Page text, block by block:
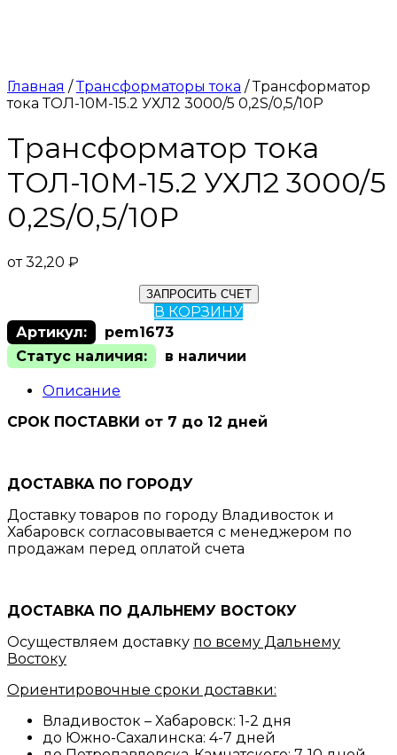
Главная /Трансформаторы тока / Трансформатор
тока ТОЛ-10М-15.2 УХЛ2 3000/5 0,2S/0,5/10Р
Трансформатор тока
ТОЛ-10М-15.2 УХЛ2 3000/5
0,2S/0,5/10Р
от32,20 ₽
ЗАПРОСИТЬ СЧЕТ
В КОРЗИНУ
Артикул:
pem1673
Статус наличия:
в наличии
Описание
СРОК ПОСТАВКИ от 7 до 12 дней
ДОСТАВКА ПО ГОРОДУ
Доставку товаров по городу Владивосток и
Хабаровск согласовывается с менеджером по
продажам перед оплатой счета
ДОСТАВКА ПО ДАЛЬНЕМУ ВОСТОКУ
Осуществляем доставку по всему Дальнему
Востоку
Ориентировочные сроки доставки:
Владивосток – Хабаровск: 1-2 дня
до Южно-Сахалинска: 4-7 дней